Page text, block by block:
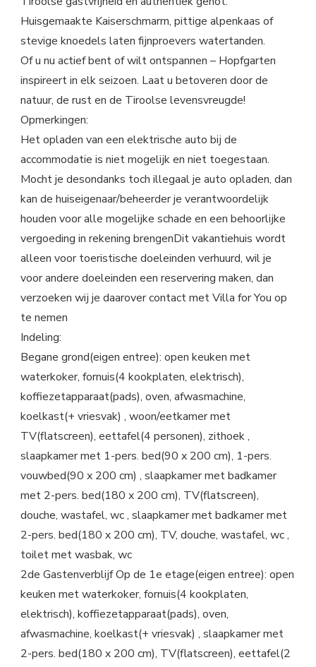
Huisgemaakte Kaiserschmarrn, pittige alpenkaas of
stevige knoedels laten fijnproevers watertanden.
Of u nu actief bent of wilt ontspannen – Hopfgarten
inspireert in elk seizoen. Laat u betoveren door de
natuur, de rust en de Tiroolse levensvreugde!
Opmerkingen:
Het opladen van een elektrische auto bij de
accommodatie is niet mogelijk en niet toegestaan.
Mocht je desondanks toch illegaal je auto opladen, dan
kan de huiseigenaar/beheerder je verantwoordelijk
houden voor alle mogelijke schade en een behoorlijke
vergoeding in rekening brengenDit vakantiehuis wordt
alleen voor toeristische doeleinden verhuurd, wil je
voor andere doeleinden een reservering maken, dan
verzoeken wij je daarover contact met Villa for You op
te nemen
Indeling:
Begane grond(eigen entree): open keuken met
waterkoker, fornuis(4 kookplaten, elektrisch),
koffiezetapparaat(pads), oven, afwasmachine,
koelkast(+ vriesvak) , woon/eetkamer met
TV(flatscreen), eettafel(4 personen), zithoek ,
slaapkamer met 1-pers. bed(90 x 200 cm), 1-pers.
vouwbed(90 x 200 cm) , slaapkamer met badkamer
met 2-pers. bed(180 x 200 cm), TV(flatscreen),
douche, wastafel, wc , slaapkamer met badkamer met
2-pers. bed(180 x 200 cm), TV, douche, wastafel, wc ,
toilet met wasbak, wc
2de Gastenverblijf Op de 1e etage(eigen entree): open
keuken met waterkoker, fornuis(4 kookplaten,
elektrisch), koffiezetapparaat(pads), oven,
afwasmachine, koelkast(+ vriesvak) , slaapkamer met
2-pers. bed(180 x 200 cm), TV(flatscreen), eettafel(2